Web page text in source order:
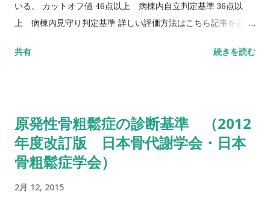
いる。 カットオフ値 46点以上 病棟内自立判定基準 36点以
上 病棟内見守り判定基準 詳しい評価方法はこちら記事を参照
TUG（Timed Up to Go）テスト 方法 肘掛つきの椅子から立
詳しい評価方法はこちら記事を参照して下さい↓ タイムアップ
アンドゴーテスト TUG:Timed Up & Go Test 10m歩行テスト
方法 助走路（各3m）を含めた約16m（直線歩行路）を歩行し、
測する。 カットオフ 24.6秒：屋内歩行 11.6秒：屋外歩行 詳し
共有 続きを読む
原発性骨粗鬆症の診断基準 （2012
年度改訂版 日本骨代謝学会・日本
骨粗鬆症学会）
2月 12, 2015